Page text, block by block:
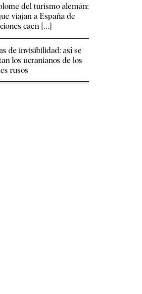
del turismo alemán:
viajan a España de
caen [...]
de invisibilidad: así se
los ucranianos de los
rusos